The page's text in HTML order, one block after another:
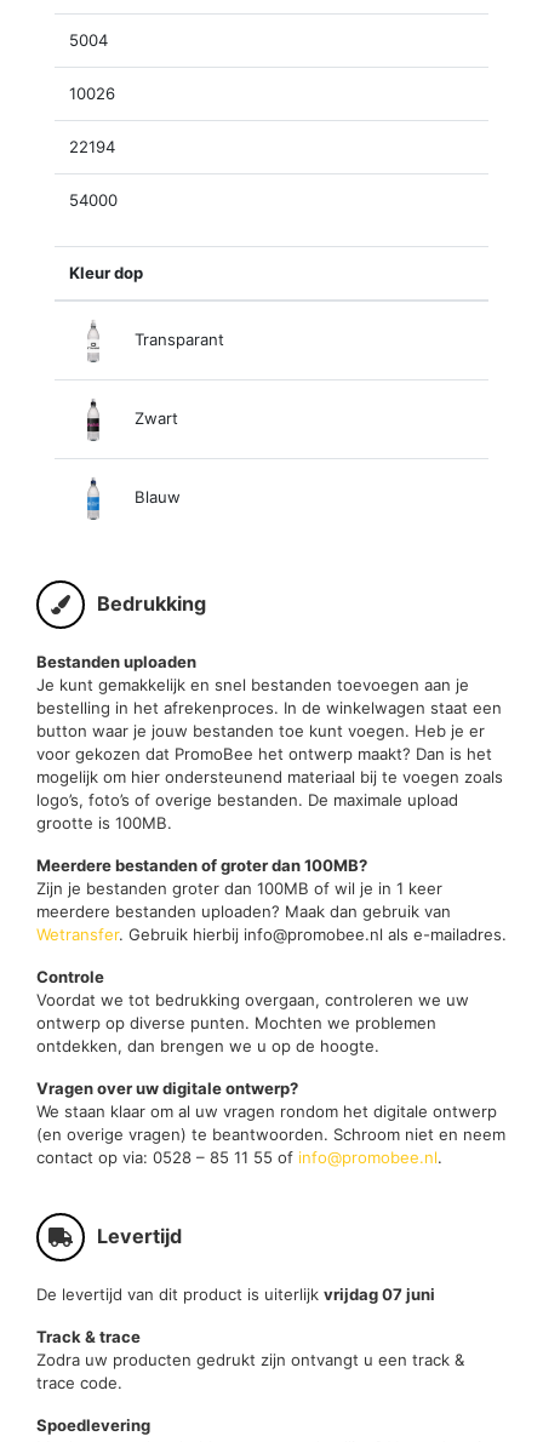
5004
10026
22194
54000
Kleur dop
Transparant
Zwart
Blauw
Bedrukking
Bestanden uploaden
Je kunt gemakkelijk en snel bestanden toevoegen aan je
bestelling in het afrekenproces. In de winkelwagen staat een
button waar je jouw bestanden toe kunt voegen. Heb je er
voor gekozen dat PromoBee het ontwerp maakt? Dan is het
mogelijk om hier ondersteunend materiaal bij te voegen zoals
logo’s, foto’s of overige bestanden. De maximale upload
grootte is 100MB.
Meerdere bestanden of groter dan 100MB?
Zijn je bestanden groter dan 100MB of wil je in 1 keer
meerdere bestanden uploaden? Maak dan gebruik van
Wetransfer. Gebruik hierbij info@promobee.nl als e-mailadres.
Controle
Voordat we tot bedrukking overgaan, controleren we uw
ontwerp op diverse punten. Mochten we problemen
ontdekken, dan brengen we u op de hoogte.
Vragen over uw digitale ontwerp?
We staan klaar om al uw vragen rondom het digitale ontwerp
(en overige vragen) te beantwoorden. Schroom niet en neem
contact op via: 0528 – 85 11 55 of info@promobee.nl.
Levertijd
De levertijd van dit product is uiterlijk vrijdag 07 juni
Track & trace
Zodra uw producten gedrukt zijn ontvangt u een track &
trace code.
Spoedlevering